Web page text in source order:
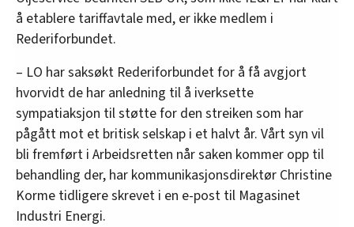
å etablere tariffavtale med, er ikke medlem i
Rederiforbundet.
– LO har saksøkt Rederiforbundet for å få avgjort
hvorvidt de har anledning til å iverksette
sympatiaksjon til støtte for den streiken som har
pågått mot et britisk selskap i et halvt år. Vårt syn vil
bli fremført i Arbeidsretten når saken kommer opp til
behandling der, har kommunikasjonsdirektør Christine
Korme tidligere skrevet i en e-post til Magasinet
Industri Energi.